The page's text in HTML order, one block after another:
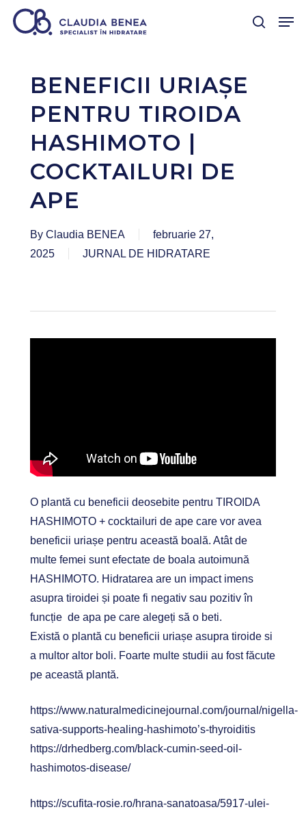
Skip
search
BENEFICII URIAȘE
PENTRU TIROIDA
HASHIMOTO |
COCKTAILURI DE
APE
By Claudia BENEA
februarie 27,
2025
JURNAL DE HIDRATARE
O plantă cu beneficii deosebite pentru TIROIDA
HASHIMOTO + cocktailuri de ape care vor avea
beneficii uriașe pentru această boală. Atât de
multe femei sunt efectate de boala autoimună
HASHIMOTO. Hidratarea are un impact imens
asupra tiroidei și poate fi negativ sau pozitiv în
funcție de apa pe care alegeți să o beti.
Există o plantă cu beneficii uriașe asupra tiroide si
a multor altor boli. Foarte multe studii au fost făcute
pe această plantă.
https://www.naturalmedicinejournal.com/journal/nigella-
sativa-supports-healing-hashimoto’s-thyroiditis
https://drhedberg.com/black-cumin-seed-oil-
hashimotos-disease/
https://scufita-rosie.ro/hrana-sanatoasa/5917-ulei-